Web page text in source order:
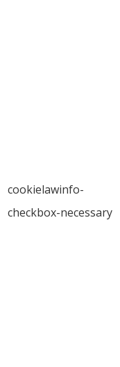
cookielawinfo-
checkbox-necessary